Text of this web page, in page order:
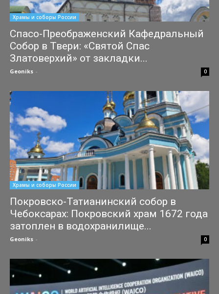
Храмы и соборы России
Спасо-Преображенский Кафедральный
Собор в Твери: «Святой Спас
Златоверхий» от закладки...
Geoniks - 0
Храмы и соборы России
Покровско-Татианинский собор в
Чебоксарах: Покровский храм 1672 года
затоплен в водохранилище...
Geoniks - 0